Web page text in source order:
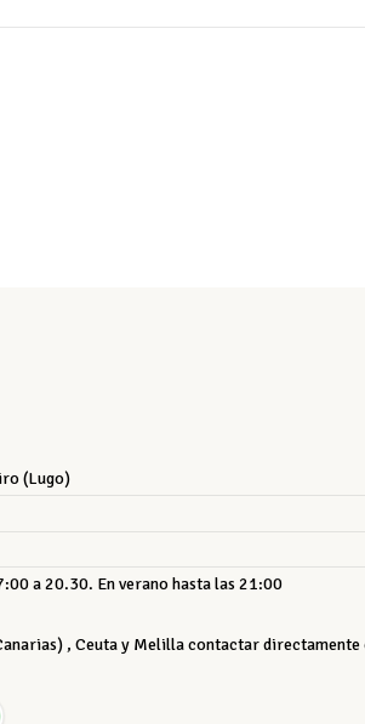
(Lugo)
a 20.30. En verano hasta las 21:00
, Ceuta y Melilla contactar directamente